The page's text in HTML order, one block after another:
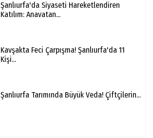
Şanlıurfa'da Siyaseti Hareketlendiren
Katılım: Anavatan...
Kavşakta Feci Çarpışma! Şanlıurfa'da 11
Kişi...
Şanlıurfa Tarımında Büyük Veda! Çiftçilerin...